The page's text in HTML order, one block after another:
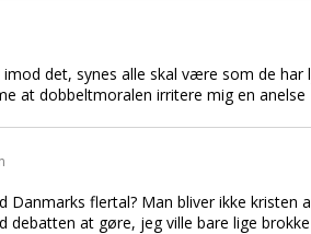
det, synes alle skal være som de
at dobbeltmoralen irritere mig en anelse
Danmarks flertal? Man bliver ikke
debatten at gøre, jeg ville bare lige